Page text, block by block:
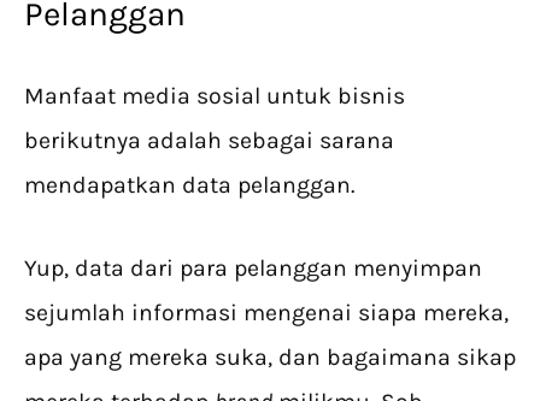
Pelanggan
Manfaat media sosial untuk bisnis
berikutnya adalah sebagai sarana
mendapatkan data pelanggan.
Yup, data dari para pelanggan menyimpan
sejumlah informasi mengenai siapa mereka,
apa yang mereka suka, dan bagaimana sikap